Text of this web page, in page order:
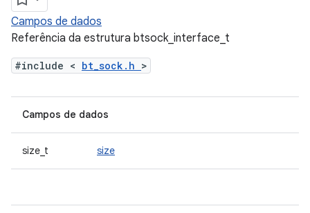
Campos de dados
Referência da estrutura btsock_interface_t
#include < bt_sock.h >
Campos de dados
size_t size